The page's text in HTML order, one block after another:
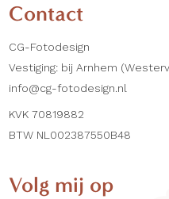
Contact
CG-Fotodesign
Vestiging: bij Arnhem
info@cg-fotodesign.nl
KVK 70819882
BTW NL002387550B48
Volg mij op